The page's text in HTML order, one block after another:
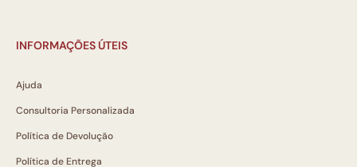
INFORMAÇÕES ÚTEIS
Ajuda
Consultoria Personalizada
Política de Devolução
Política de Entrega